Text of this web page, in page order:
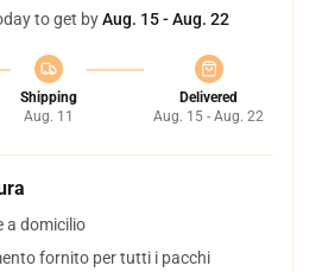
to get byAug. 15 - Aug. 22
Shipping
Aug. 11
Delivered
Aug. 15 - Aug. 22
a domicilio
fornito per tutti i pacchi